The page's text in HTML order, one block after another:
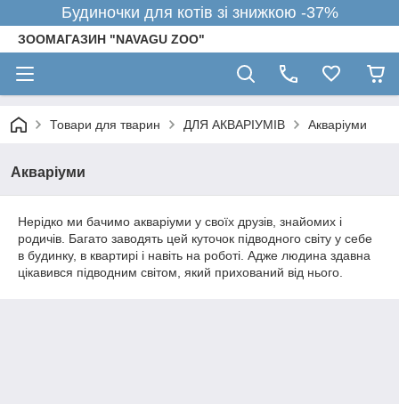
Будиночки для котів зі знижкою -37%
ЗООМАГАЗИН "NAVAGU ZOO"
Товари для тварин ДЛЯ АКВАРІУМІВ Акваріуми
Акваріуми
Нерідко ми бачимо акваріуми у своїх друзів, знайомих і
родичів. Багато заводять цей куточок підводного світу у себе
в будинку, в квартирі і навіть на роботі. Адже людина здавна
цікавився підводним світом, який прихований від нього.